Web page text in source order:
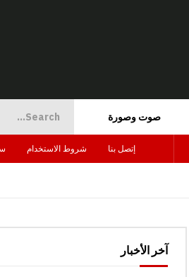
صوت وصورة
إتصل بنا شروط الاستخدام
آخر الأخبار